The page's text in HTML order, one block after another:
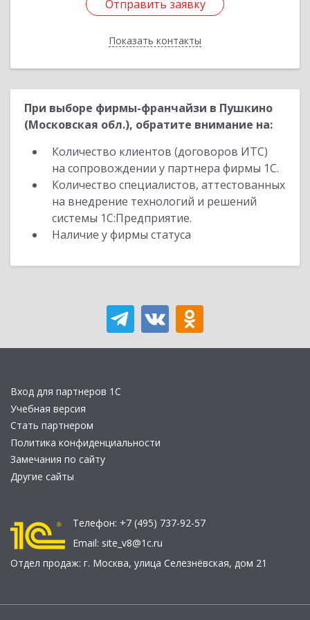
Отправить заявку
Показать контакты
Отправить заявку
Назад
При выборе фирмы-франчайзи в Пушкино
(Московская обл.), обратите внимание на:
Количество клиентов (договоров ИТС)
на сопровождении у партнера фирмы 1С.
Количество специалистов, аттестованных
на внедрение технологий и решений
системы 1С:Предприятие.
Наличие у фирмы статуса
Вход для партнеров 1С
Учебная версия
Стать партнером
Политика конфиденциальности
Замечания по сайту
Другие сайты
Телефон: +7 (495) 737-92-57
Email: site_v8@1c.ru
Отдел продаж: г. Москва, улица Селезнёвская, дом 21